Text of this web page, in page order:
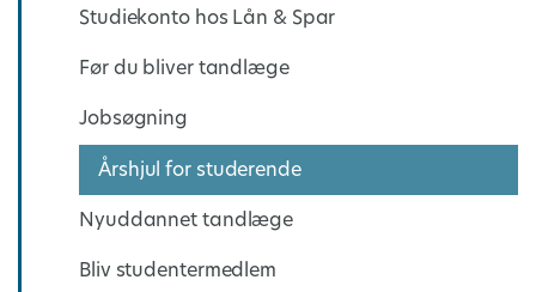
Studiekonto hos Lån & Spar
Før du bliver tandlæge
Jobsøgning
Årshjul for studerende
Nyuddannet tandlæge
Bliv studentermedlem